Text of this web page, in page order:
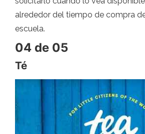
alrededor del tiempo de compra
escuela.
04 de 05
Té